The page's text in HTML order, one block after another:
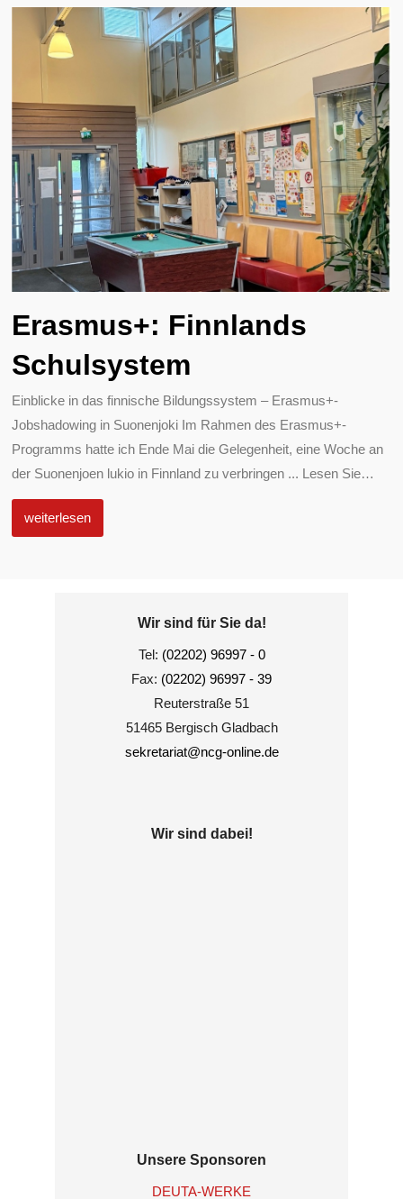
Erasmus+: Finnlands
Schulsystem
Einblicke in das finnische Bildungssystem – Erasmus+-
Jobshadowing in Suonenjoki Im Rahmen des Erasmus+-
Programms hatte ich Ende Mai die Gelegenheit, eine Woche an
der Suonenjoen lukio in Finnland zu verbringen ... Lesen Sie…
weiterlesen
Wir sind für Sie da!
Tel: (02202) 96997 - 0
Fax: (02202) 96997 - 39
Reuterstraße 51
51465 Bergisch Gladbach
sekretariat@ncg-online.de
Wir sind dabei!
Unsere Sponsoren
DEUTA-WERKE